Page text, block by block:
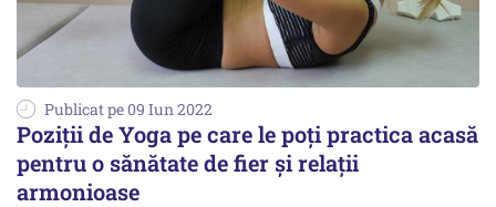
Publicat pe 09 Iun 2022
Poziţii de Yoga pe care le poți practica acasă
pentru o sănătate de fier şi relaţii
armonioase